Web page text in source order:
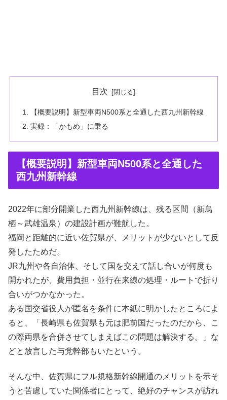
目次
【概要説明】新型車両N500系と全通した西九州新幹線
実録：「かもめ」に乗る
【概要説明】新型車両N500系と全通した
西九州新幹線
2022年に部分開業した西九州新幹線は、残る区間（新鳥
栖～武雄温泉）の建設計画が難航した。
福岡と距離的に近い佐賀県が、メリットが少ないとして反
発したためだ。
JR九州や各自治体、そして国を交えて話し合いが何度も
開かれたが、費用負担・並行在来線の処理・ルートで折り
合いがつかなかった。
ある国交省役人が匿名を条件に本紙に明かしたところによ
ると、「長崎県も佐賀県も元は肥前国だったのだから、こ
の際両県を合併させてしまえばこの問題は解決する。」な
どと放言した与党幹部もいたという。
そんな中、佐賀県にフル規格新幹線開通のメリットを示そ
うと苦慮していた関係者にとって、絶好のチャンスが訪れ